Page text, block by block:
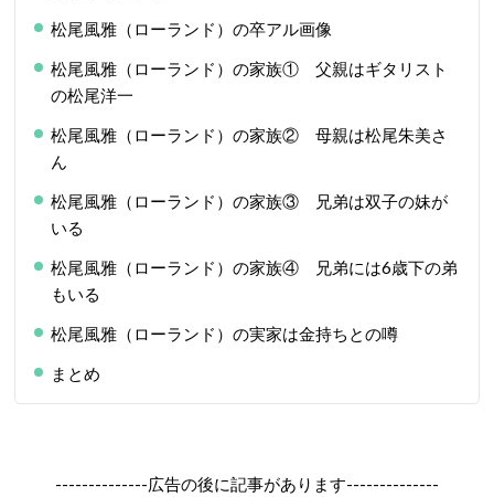
松尾風雅（ローランド）の卒アル画像
松尾風雅（ローランド）の家族① 父親はギタリスト
の松尾洋一
松尾風雅（ローランド）の家族② 母親は松尾朱美さ
ん
松尾風雅（ローランド）の家族③ 兄弟は双子の妹が
いる
松尾風雅（ローランド）の家族④ 兄弟には6歳下の弟
もいる
松尾風雅（ローランド）の実家は金持ちとの噂
まとめ
--------------広告の後に記事があります--------------